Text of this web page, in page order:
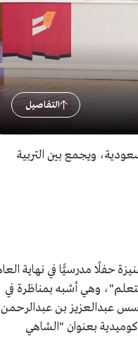
التفاصيل
ويجمع بين التربية
الأهلية في مدينة عنيزة حفلًا مدرسيًّا في نهاية
وهي أشبه بمناظرة في
1935م حفلًا بحضور الملك المؤسس عبدالعزيز بن عبدالرحمن
بعنوان "الشاهي